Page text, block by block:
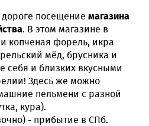
дороге посещение магазина
. В этом магазине в
копченая форель, икра
мёд, брусника и
себя и близких вкусными
Здесь же можно
пельмени с разной
кура).
- прибытие в СПб.